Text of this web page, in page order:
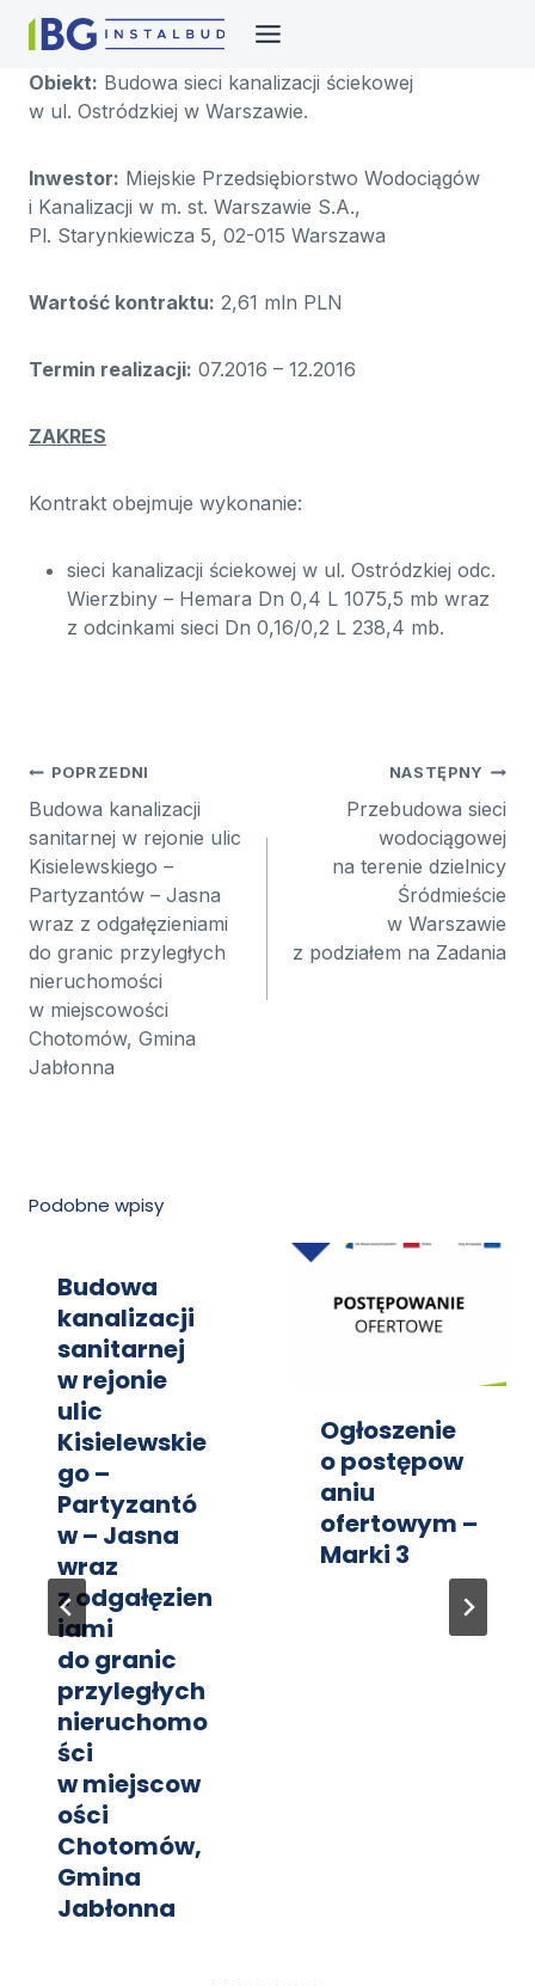
Przejdź
treściObiekt: Budowa sieci kanalizacji ściekowej
w ul. Ostródzkiej w Warszawie.
Inwestor: Miejskie Przedsiębiorstwo Wodociągów
i Kanalizacji w m. st. Warszawie S.A.,
Pl. Starynkiewicza 5, 02-015 Warszawa
Wartość kontraktu: 2,61 mln PLN
Termin realizacji: 07.2016 – 12.2016
ZAKRES
Kontrakt obejmuje wykonanie:
sieci kanalizacji ściekowej w ul. Ostródzkiej odc.
Wierzbiny – Hemara Dn 0,4 L 1075,5 mb wraz
z odcinkami sieci Dn 0,16/0,2 L 238,4 mb.
Nawigacja
wpisu
POPRZEDNI
Budowa kanalizacji
sanitarnej w rejonie ulic
Kisielewskiego –
Partyzantów – Jasna
wraz z odgałęzieniami
do granic przyległych
nieruchomości
w miejscowości
Chotomów, Gmina
Jabłonna
NASTĘPNY
Przebudowa sieci
wodociągowej
na terenie dzielnicy
Śródmieście
w Warszawie
z podziałem na Zadania
Podobne wpisy
Budowa
kanalizacji
sanitarnej
w rejonie
ulic
Kisielewskie
go –
Partyzantó
w – Jasna
wraz
z odgałęzien
iami
do granic
przyległych
nieruchomo
ści
w miejscow
ości
Chotomów,
Gmina
Jabłonna
Ogłoszenie
o postępow
aniu
ofertowym –
Marki 3